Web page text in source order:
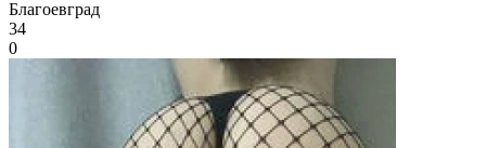
Благоевград
34
0